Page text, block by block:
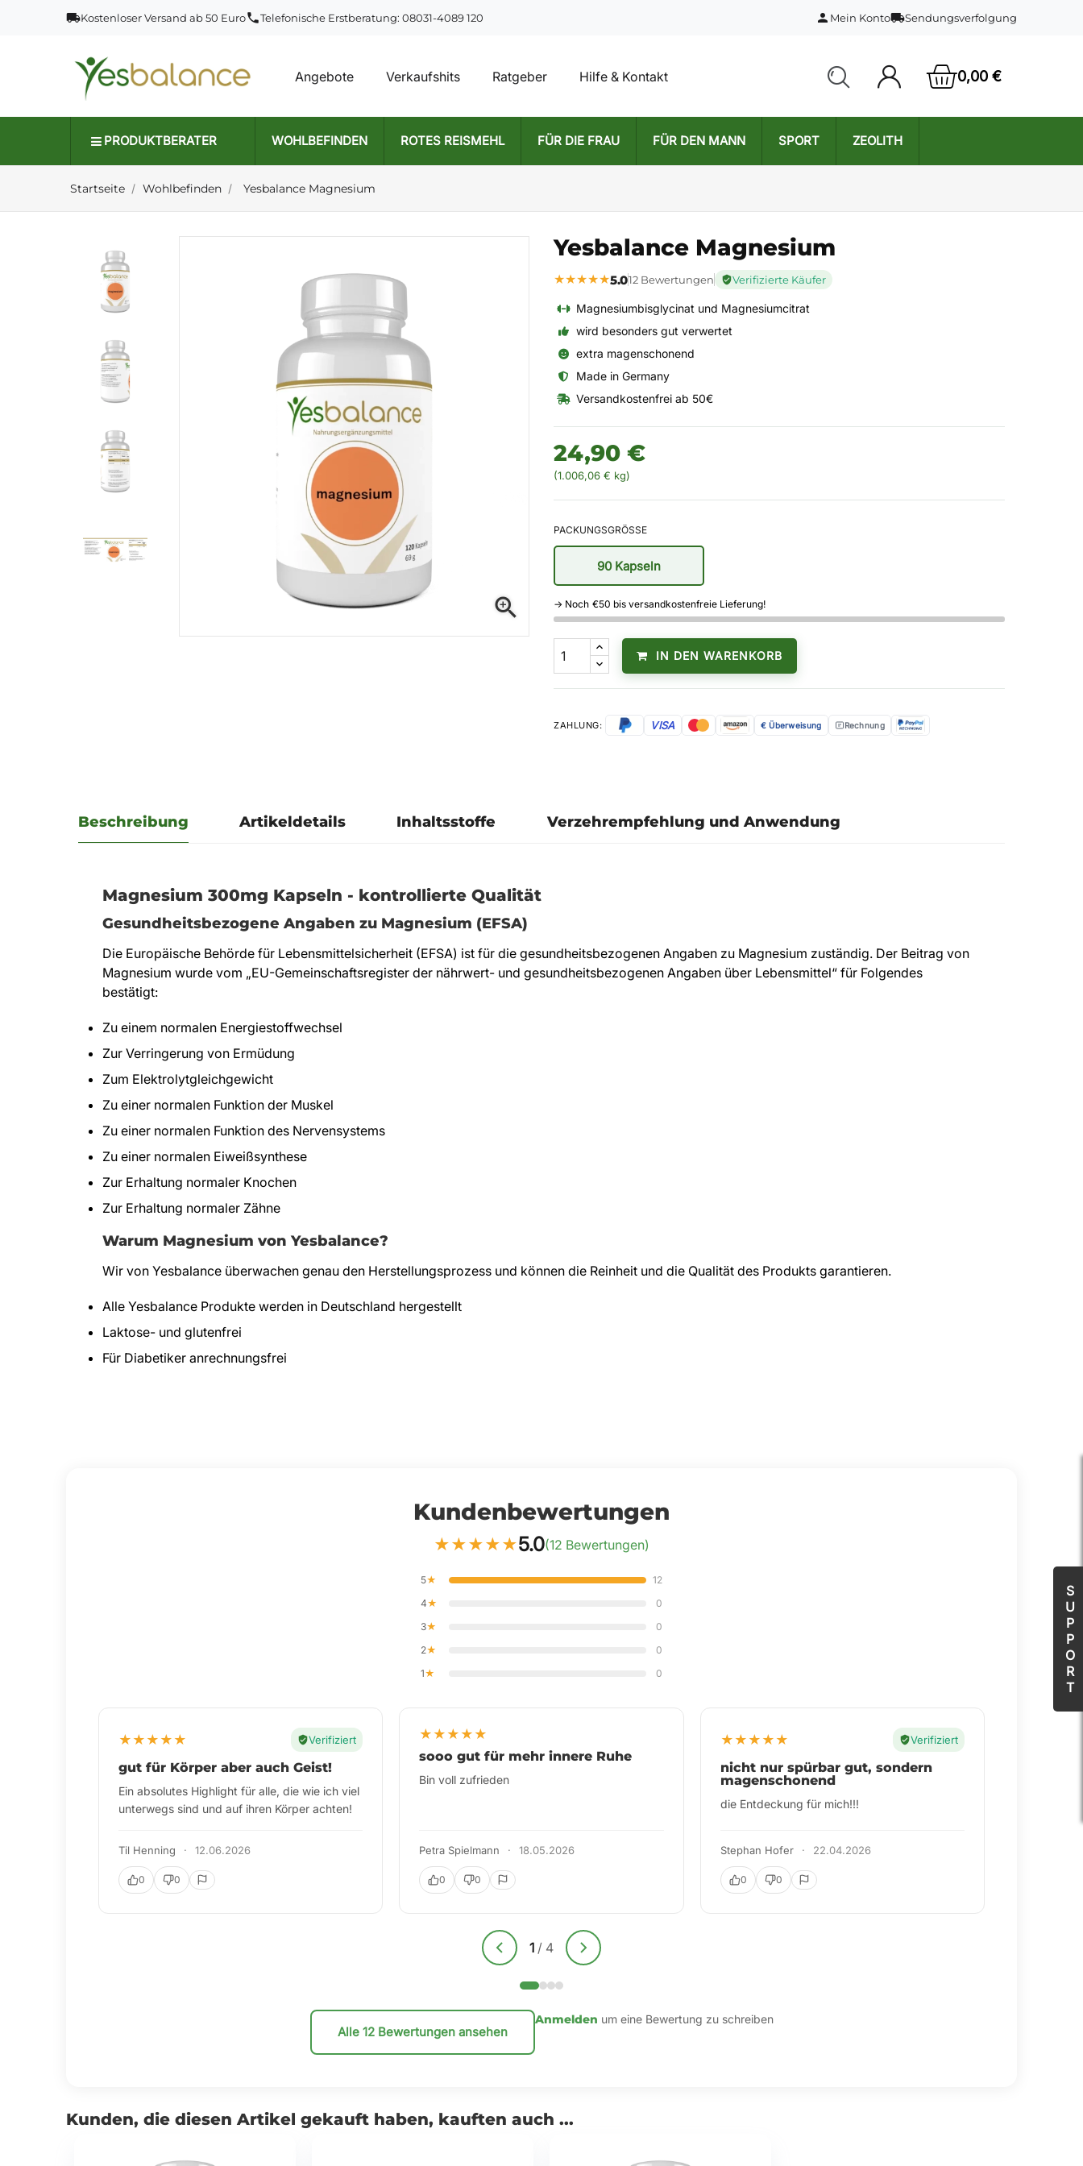
local_shippingKostenloser Versand ab 50 EurophoneTelefonische Erstberatung: 08031-4089 120 person Mein Kontolocal_shippingSendungsverfolgung
Angebote Verkaufshits Ratgeber Hilfe & Kontakt 0,00 €
PRODUKTBERATER WOHLBEFINDEN ROTES REISMEHL FÜR DIE FRAU FÜR DEN MANN SPORT ZEOLITH
Startseite Wohlbefinden Yesbalance Magnesium
zoom_in
Yesbalance Magnesium
★★★★★5.012 Bewertungen Verifizierte Käufer
Magnesiumbisglycinat und Magnesiumcitrat
wird besonders gut verwertet
extra magenschonend
Made in Germany
Versandkostenfrei ab 50€
24,90 €
(1.006,06 € kg)
PACKUNGSGRÖSSE
90 Kapseln
→ Noch €50 bis versandkostenfreie Lieferung!
0%
Complete
IN DEN WARENKORB
ZAHLUNG: VISA € Überweisung Rechnung
Beschreibung Artikeldetails Inhaltsstoffe Verzehrempfehlung und Anwendung
Magnesium 300mg Kapseln - kontrollierte Qualität
Gesundheitsbezogene Angaben zu Magnesium (EFSA)
Die Europäische Behörde für Lebensmittelsicherheit (EFSA) ist für die gesundheitsbezogenen Angaben zu Magnesium zuständig. Der Beitrag von
Magnesium wurde vom „EU-Gemeinschaftsregister der nährwert- und gesundheitsbezogenen Angaben über Lebensmittel“ für Folgendes
bestätigt:
Zu einem normalen Energiestoffwechsel
Zur Verringerung von Ermüdung
Zum Elektrolytgleichgewicht
Zu einer normalen Funktion der Muskel
Zu einer normalen Funktion des Nervensystems
Zu einer normalen Eiweißsynthese
Zur Erhaltung normaler Knochen
Zur Erhaltung normaler Zähne
Warum Magnesium von Yesbalance?
Wir von Yesbalance überwachen genau den Herstellungsprozess und können die Reinheit und die Qualität des Produkts garantieren.
Alle Yesbalance Produkte werden in Deutschland hergestellt
Laktose- und glutenfrei
Für Diabetiker anrechnungsfrei
Kundenbewertungen
★★★★★5.0(12 Bewertungen)
5★
12
4★
0
3★
0
2★
0
1★ 0
★★★★★ Verifiziert
super nach dem Sport
hilft mir, meine normale Muskelfunktion zu
unterstützen – besonders nach dem Sport
Emil Hauser 09.04.2026
0 0
★★★★★
weniger müde
Seit ich Magnesium nehme, fühle ich mich
paul faber · 08.04.2026
0 0
★★★★★ Verifiziert
. Ich bin überzeugt
gut für meine nerven
Olaf Webermann · 07.04.2026
0 0
2 /4
Alle 12 Bewertungen ansehen
Anmelden um eine Bewertung zu schreiben
Kunden, die diesen Artikel gekauft haben, kauften auch ...
S
U
P
P
O
R
T